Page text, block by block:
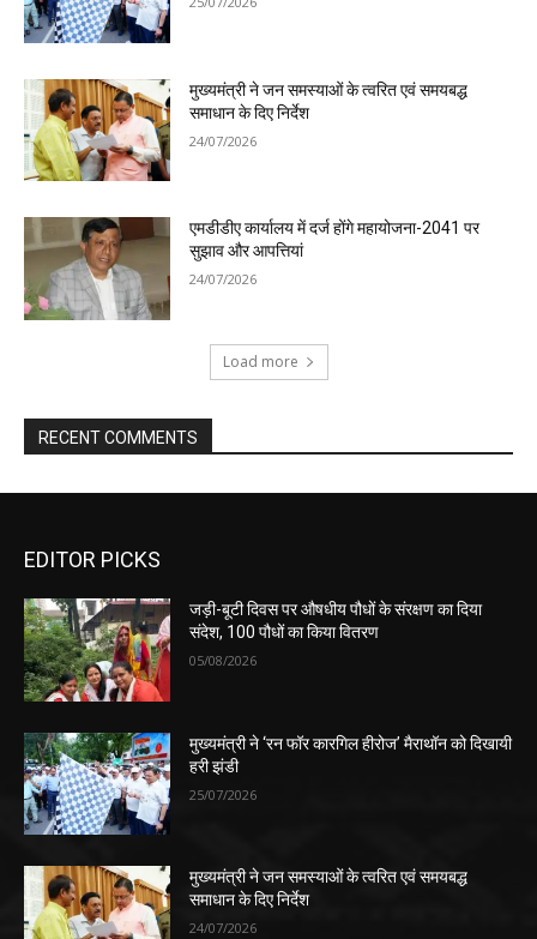
मुख्यमंत्री ने जन समस्याओं के त्वरित एवं समयबद्ध
समाधान के दिए निर्देश
24/07/2026
एमडीडीए कार्यालय में दर्ज होंगे महायोजना-2041 पर
सुझाव और आपत्तियां
24/07/2026
Load more
RECENT COMMENTS
EDITOR PICKS
जड़ी-बूटी दिवस पर औषधीय पौधों के संरक्षण का दिया
संदेश, 100 पौधों का किया वितरण
05/08/2026
मुख्यमंत्री ने ‘रन फॉर कारगिल हीरोज’ मैराथॉन को दिखायी
हरी झंडी
25/07/2026
मुख्यमंत्री ने जन समस्याओं के त्वरित एवं समयबद्ध
समाधान के दिए निर्देश
24/07/2026